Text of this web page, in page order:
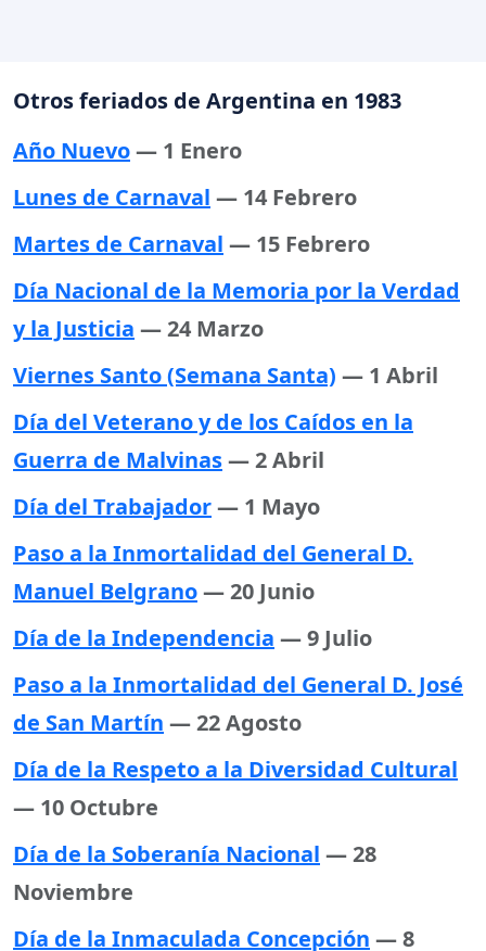
Otros feriados de Argentina en 1983
Año Nuevo— 1 Enero
Lunes de Carnaval — 14 Febrero
Martes de Carnaval — 15 Febrero
Día Nacional de la Memoria por la Verdad
y la Justicia — 24 Marzo
Viernes Santo (Semana Santa) — 1 Abril
Día del Veterano y de los Caídos en la
Guerra de Malvinas— 2 Abril
Día del Trabajador— 1 Mayo
Paso a la Inmortalidad del General D.
Manuel Belgrano— 20 Junio
Día de la Independencia — 9 Julio
Paso a la Inmortalidad del General D. José
de San Martín — 22 Agosto
Día de la Respeto a la Diversidad Cultural
— 10 Octubre
Día de la Soberanía Nacional — 28
Noviembre
Día de la Inmaculada Concepción — 8